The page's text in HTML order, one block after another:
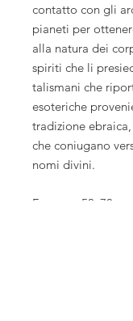
contatto con gli
pianeti per
alla natura dei
spiriti che li
talismani che
esoteriche
tradizione
che coniugano
nomi divini.
Formato 50x70